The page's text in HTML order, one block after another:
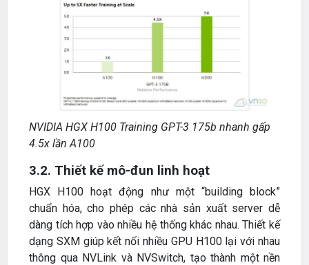
NVIDIA HGX H100 Training GPT-3 175b nhanh gấp
4.5x lần A100
3.2. Thiết kế mô-đun linh hoạt
HGX H100 hoạt động như một “building block”
chuẩn hóa, cho phép các nhà sản xuất server dễ
dàng tích hợp vào nhiều hệ thống khác nhau. Thiết kế
dạng SXM giúp kết nối nhiều GPU H100 lại với nhau
thông qua NVLink và NVSwitch, tạo thành một nền